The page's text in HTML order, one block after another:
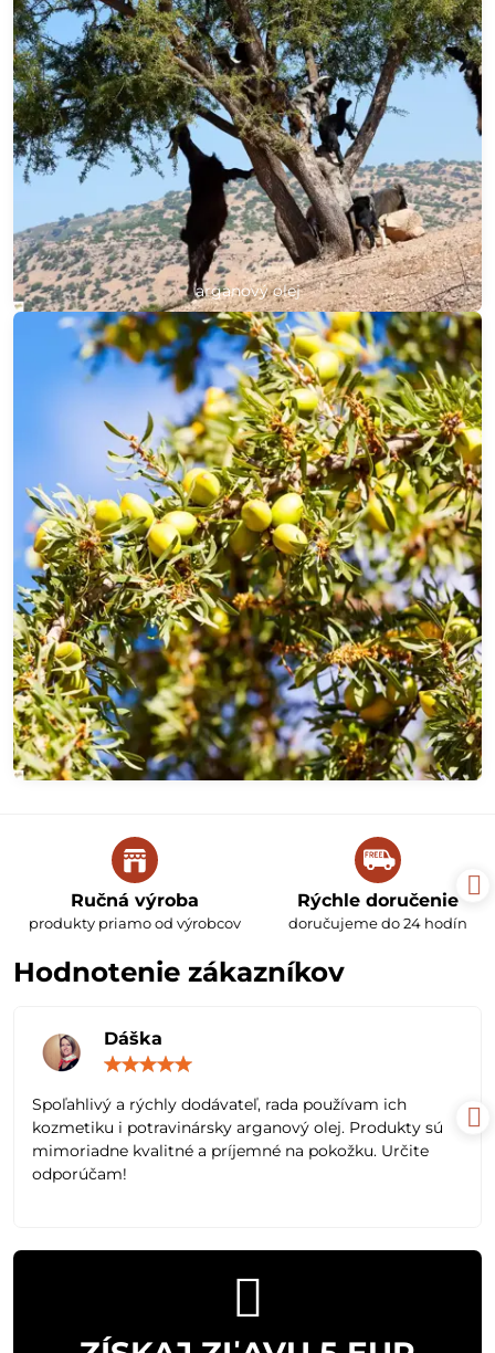
arganový olej
Ručná výroba
produkty priamo od výrobcov
Rýchle doručenie
doručujeme do 24 hodín
Hodnotenie zákazníkov
Dáška
5
Spoľahlivý a rýchly dodávateľ, rada používam ich
kozmetiku i potravinársky arganový olej. Produkty sú
mimoriadne kvalitné a príjemné na pokožku. Určite
odporúčam!